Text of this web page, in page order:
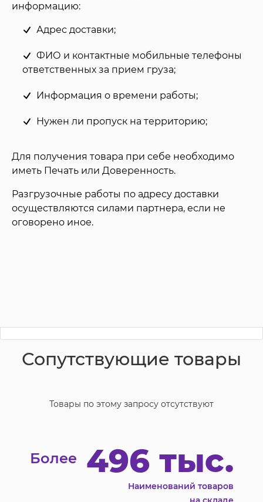
информацию:
Адрес доставки;
ФИО и контактные мобильные телефоны
ответственных за прием груза;
Информация о времени работы;
Нужен ли пропуск на территорию;
Для получения товара при себе необходимо
иметь Печать или Доверенность.
Разгрузочные работы по адресу доставки
осуществляются силами партнера, если не
оговорено иное.
Сопутствующие товары
Товары по этому запросу отсутствуют
Более 496 тыс.
Наименований товаров